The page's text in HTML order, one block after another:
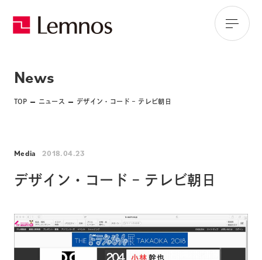
News
TOP ニュース デザイン・コード – テレビ朝日
Media 2018.04.23
デザイン・コード – テレビ朝日